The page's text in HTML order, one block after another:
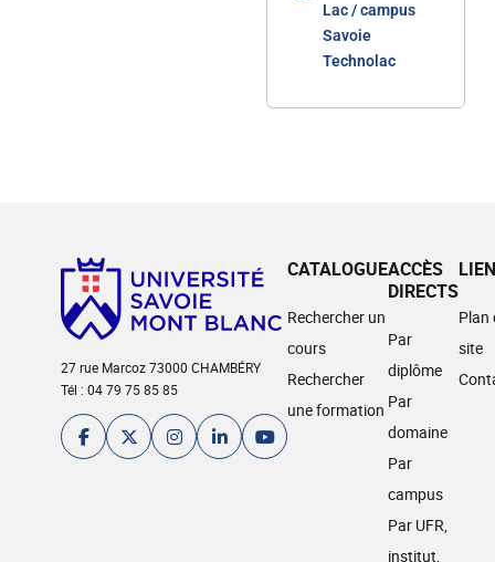
Lac / campus
Savoie
Technolac
27 rue Marcoz 73000 CHAMBÉRY
Tél : 04 79 75 85 85
CATALOGUE
Rechercher un
cours
Rechercher
une formation
ACCÈS
DIRECTS
Par
diplôme
Par
domaine
Par
campus
Par UFR,
institut,
Plan
site